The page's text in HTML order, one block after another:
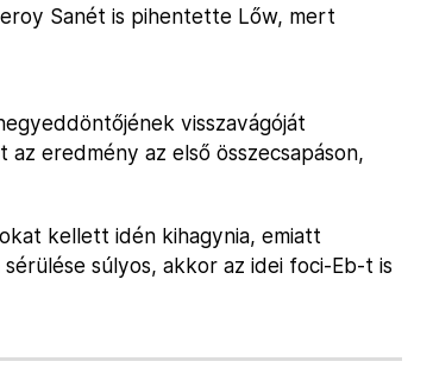
Sanét is pihentette Lőw, mert
visszavágóját
eredmény az első összecsapáson,
kellett idén kihagynia, emiatt
súlyos, akkor az idei foci-Eb-t is